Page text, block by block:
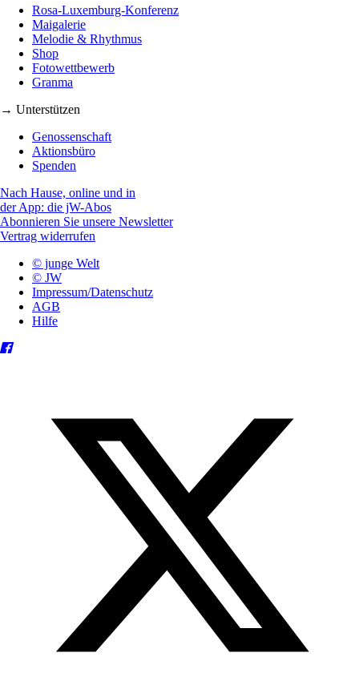
Rosa-Luxemburg-Konferenz
Maigalerie
Melodie & Rhythmus
Shop
Fotowettbewerb
Granma
→ Unterstützen
Genossenschaft
Aktionsbüro
Spenden
Nach Hause, online und in
der App: die jW-Abos
Abonnieren Sie unsere Newsletter
Vertrag widerrufen
© junge Welt
© JW
Impressum/Datenschutz
AGB
Hilfe